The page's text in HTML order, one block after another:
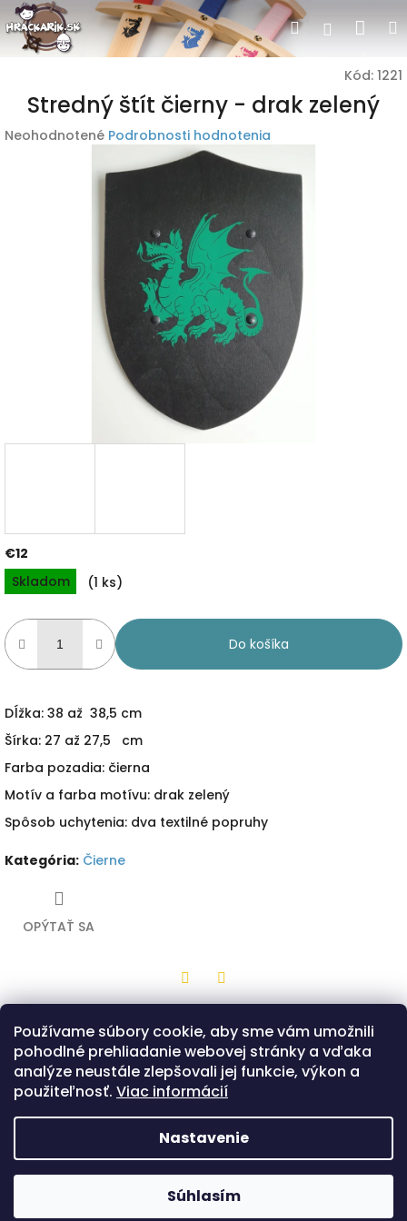
Používame súbory cookie, aby sme vám umožnili
pohodlné prehliadanie webovej stránky a vďaka
analýze neustále zlepšovali jej funkcie, výkon a
použiteľnosť. Viac informácií
Nastavenie
Súhlasím
Prejsť
na
obsah
Hľadať
Kód: 1221
Stredný štít čierny - drak zelený
Priemerné
Neohodnotené Podrobnosti hodnotenia
€12
Jednotková
cena:
Skladom (1 ks)
Do košíka
Dĺžka: 38 až 38,5 cm
Šírka: 27 až 27,5 cm
Farba pozadia: čierna
Motív a farba motívu: drak zelený
Spôsob uchytenia: dva textilné popruhy
Kategória: Čierne
OPÝTAŤ SA
TwitterFacebook
Popis Diskusia
Drevená hračka z bukovej preglejky v tvare stredného štítu
s čiernou potlačou a motívom zeleného draka. Na zadnej
strane sú dva popruhy, ktorými sa štít drží. Možnosť výberu
len v prevedení tvaru štítu - Bojovník.
Copyright 2026Hračkárik
vyhradené.